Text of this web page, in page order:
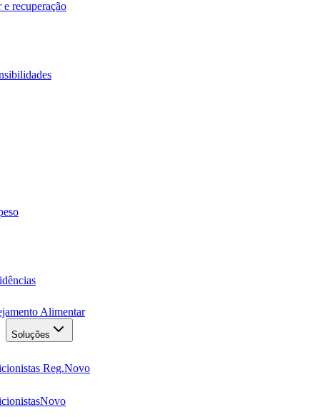
recuperação
Alimentar
Soluções
Reg.Novo
Novo